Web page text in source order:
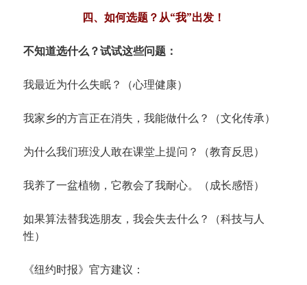
四、如何选题？从“我”出发！
不知道选什么？试试这些问题：
我最近为什么失眠？（心理健康）
我家乡的方言正在消失，我能做什么？（文化传承）
为什么我们班没人敢在课堂上提问？（教育反思）
我养了一盆植物，它教会了我耐心。（成长感悟）
如果算法替我选朋友，我会失去什么？（科技与人
性）
《纽约时报》官方建议：